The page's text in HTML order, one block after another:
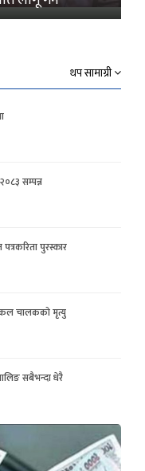
थप सामाग्री
सम्पन्न
पुरस्कार
चालकको मृत्यु
सबैभन्दा धेरै